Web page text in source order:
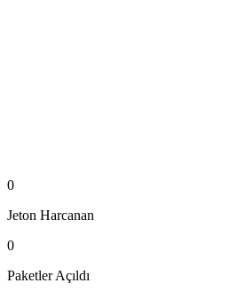
0
Jeton Harcanan
0
Paketler Açıldı